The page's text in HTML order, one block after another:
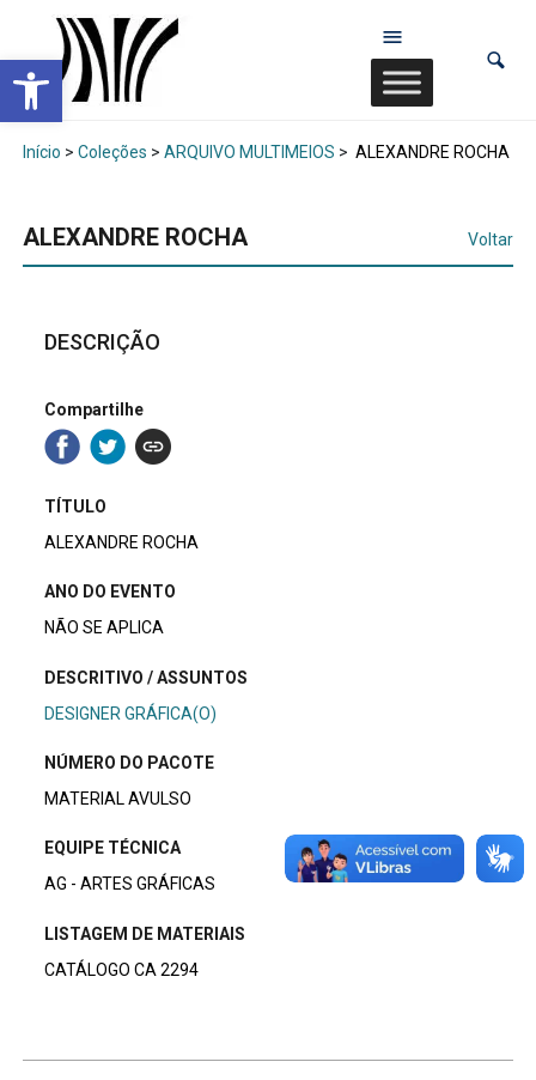
Abrir a barra de ferramentas
Início > Coleções > ARQUIVO MULTIMEIOS > ALEXANDRE ROCHA
ALEXANDRE ROCHA Voltar
DESCRIÇÃO
Compartilhe
TÍTULO
ALEXANDRE ROCHA
ANO DO EVENTO
NÃO SE APLICA
DESCRITIVO / ASSUNTOS
DESIGNER GRÁFICA(O)
NÚMERO DO PACOTE
MATERIAL AVULSO
EQUIPE TÉCNICA
AG - ARTES GRÁFICAS
LISTAGEM DE MATERIAIS
CATÁLOGO CA 2294